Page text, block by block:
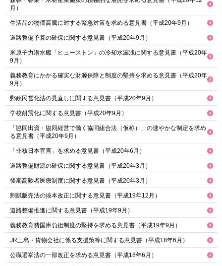
月）
生活品の物価高騰に対する緊急対策を求める意見書（平成20年9月）
道路整備予算の確保に関する意見書（平成20年9月）
米原子力潜水艦「ヒューストン」の冷却水漏洩に関する意見書（平成20年
9月）
義務教育にかかる確実な財源保障と制度の堅持を求める意見書（平成20年
9月）
郵政民営化法の見直しに関する意見書（平成20年9月）
学校耐震化に関する意見書（平成20年9月）
「協同出資・協同経営で働く協同組合法（仮称）」の速やかな制定を求め
る意見書（平成20年9月）
「非核日本宣言」を求める意見書（平成20年6月）
道路整備財源の確保に関する意見書（平成20年3月）
後期高齢者医療制度に関する意見書（平成20年3月）
割賦販売法の抜本改正に関する意見書（平成19年12月）
道路整備推進に関する意見書（平成19年9月）
義務教育費国庫負担制度の堅持を求める意見書（平成19年9月）
JR三島・貨物会社に係る支援策等に関する意見書（平成18年6月）
公職選挙法の一部改正を求める意見書（平成18年6月）